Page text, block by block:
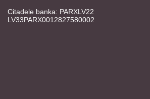
Citadele banka: PARXLV22
LV33PARX0012827580002